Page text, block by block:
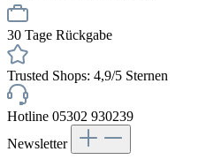
30 Tage Rückgabe
Trusted Shops: 4,9/5 Sternen
Hotline 05302 930239
Newsletter